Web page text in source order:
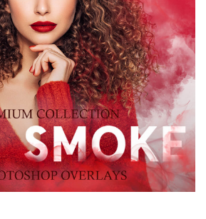
Free download